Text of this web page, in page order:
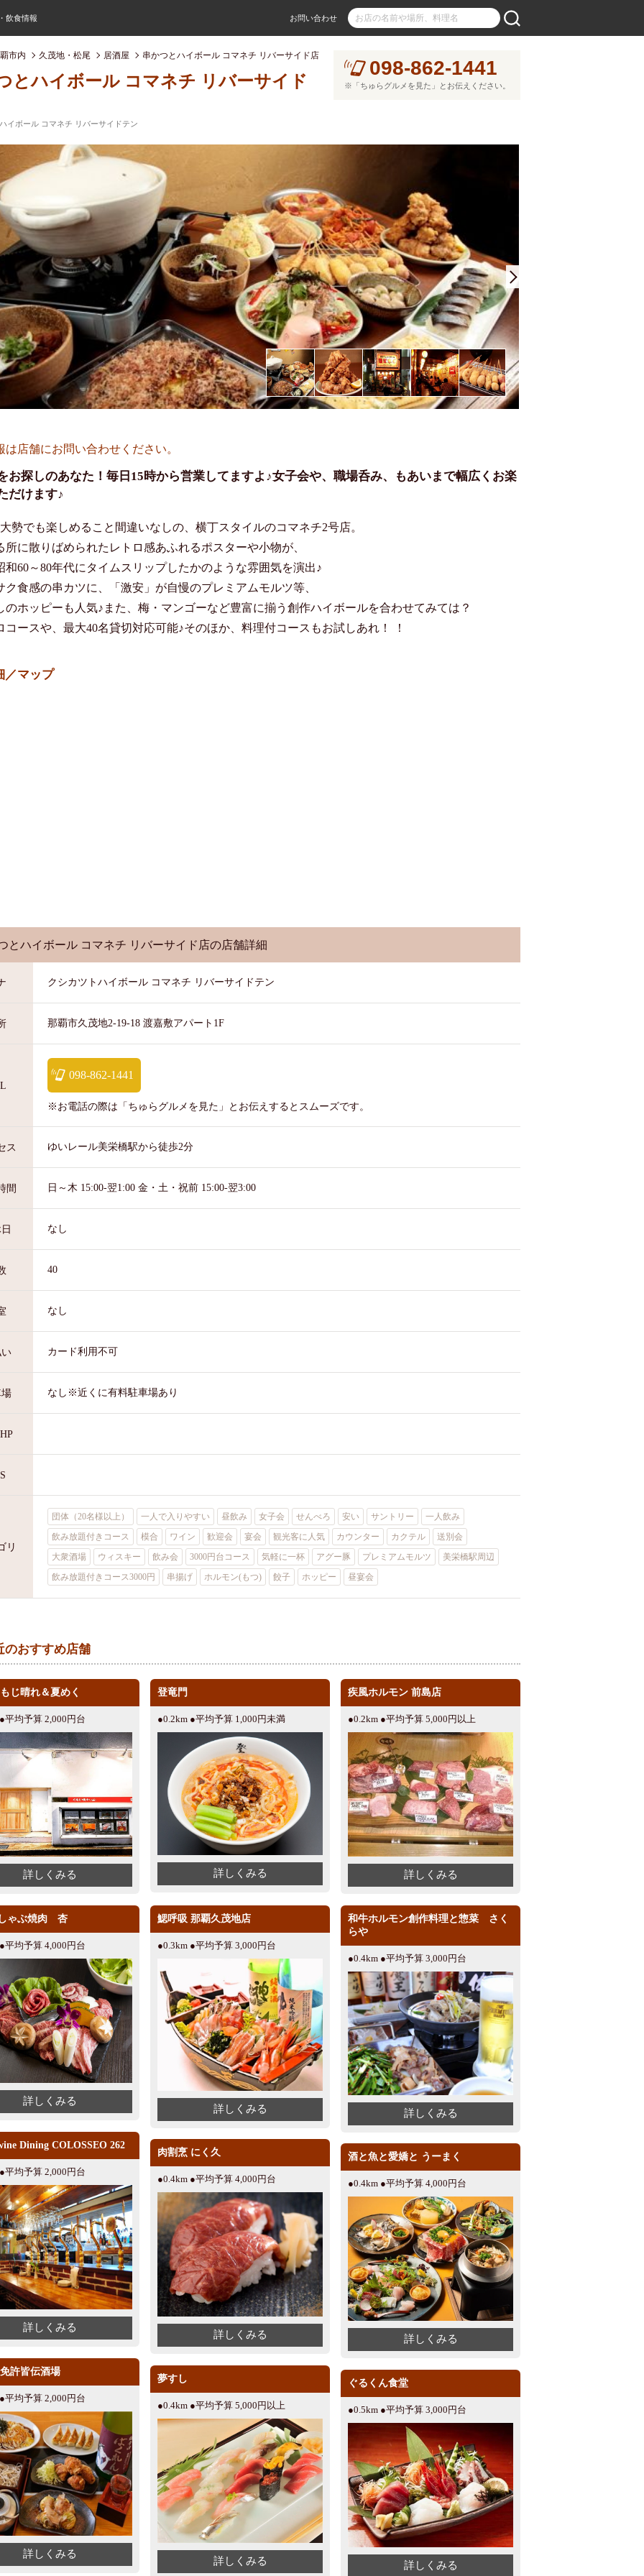
飲食情報 お問い合わせ
市内 久茂地・松尾 居酒屋 串かつとハイボール コマネチ リバーサイド店
とハイボール コマネチ リバーサイド
イボール コマネチ リバーサイドテン
098-862-1441
※「ちゅらグルメを見た」とお伝えください。
は店舗にお問い合わせください。
お探しのあなた！毎日15時から営業してますよ♪女子会や、職場呑み、もあいまで幅広くお楽
だけます♪
勢でも楽しめること間違いなしの、横丁スタイルのコマネチ2号店。
所に散りばめられたレトロ感あふれるポスターや小物が、
和60～80年代にタイムスリップしたかのような雰囲気を演出♪
ク食感の串カツに、「激安」が自慢のプレミアムモルツ等、
のホッピーも人気♪また、梅・マンゴーなど豊富に揃う創作ハイボールを合わせてみては？
コースや、最大40名貸切対応可能♪そのほか、料理付コースもお試しあれ！ ！
／マップ
とハイボール コマネチ リバーサイド店の店舗詳細
クシカツトハイボール コマネチ リバーサイドテン
那覇市久茂地2-19-18 渡嘉敷アパート1F
098-862-1441
※お電話の際は「ちゅらグルメを見た」とお伝えするとスムーズです。
ス ゆいレール美栄橋駅から徒歩2分
間 日～木 15:00-翌1:00 金・土・祝前 15:00-翌3:00
なし
40
なし
カード利用不可
なし※近くに有料駐車場あり
リ
団体（20名様以上） 一人で入りやすい 昼飲み 女子会 せんべろ 安い サントリー
一人飲み
飲み放題付きコース
模合 ワイン 歓迎会 宴会 観光客に人気 カウンター カクテル
送別会
大衆酒場
ウィスキー 飲み会 3000円台コース 気軽に一杯 アグー豚 プレミアムモルツ
美栄橋駅周辺
飲み放題付きコース3000円
串揚げ ホルモン(もつ) 餃子 ホッピー 昼宴会
のおすすめ店舗
じ晴れ＆夏めく
平均予算 2,000円台
詳しくみる
登竜門
●0.2km ●平均予算 1,000円未満
詳しくみる
疾風ホルモン 前島店
●0.2km ●平均予算 5,000円以上
詳しくみる
ゃぶ焼肉 杏
平均予算 4,000円台
詳しくみる
鰓呼吸 那覇久茂地店
●0.3km ●平均予算 3,000円台
詳しくみる
和牛ホルモン創作料理と惣菜 さく
らや
●0.4km ●平均予算 3,000円台
詳しくみる
Dining COLOSSEO 262
平均予算 2,000円台
詳しくみる
肉割烹 にく久
●0.4km ●平均予算 4,000円台
詳しくみる
酒と魚と愛嬌と うーまく
●0.4km ●平均予算 4,000円台
詳しくみる
許皆伝酒場
平均予算 2,000円台
詳しくみる
夢すし
●0.4km ●平均予算 5,000円以上
詳しくみる
ぐるくん食堂
●0.5km ●平均予算 3,000円台
詳しくみる